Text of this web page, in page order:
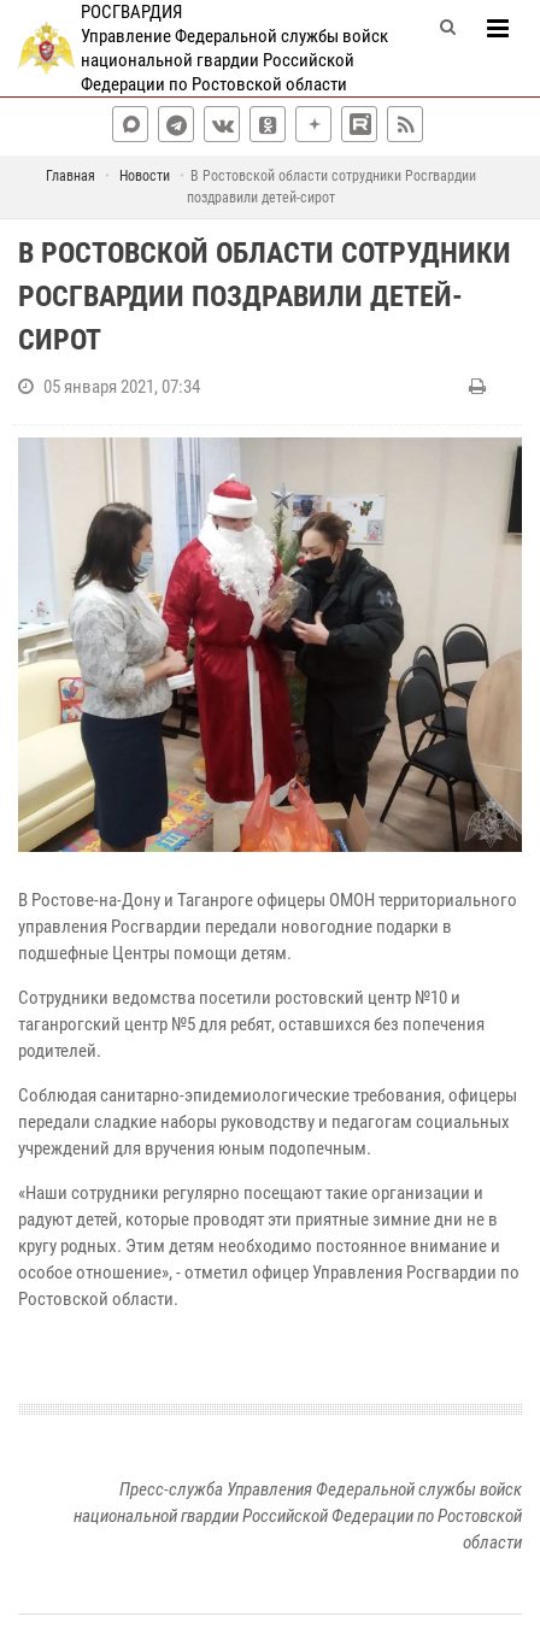
РОСГВАРДИЯ
Управление Федеральной службы войск
национальной гвардии Российской
Федерации по Ростовской области
Главная Новости
В Ростовской области сотрудники Росгвардии
поздравили детей-сирот
В РОСТОВСКОЙ ОБЛАСТИ СОТРУДНИКИ
РОСГВАРДИИ ПОЗДРАВИЛИ ДЕТЕЙ-
СИРОТ
05 января 2021, 07:34
В Ростове-на-Дону и Таганроге офицеры ОМОН территориального
управления Росгвардии передали новогодние подарки в
подшефные Центры помощи детям.
Сотрудники ведомства посетили ростовский центр №10 и
таганрогский центр №5 для ребят, оставшихся без попечения
родителей.
Соблюдая санитарно-эпидемиологические требования, офицеры
передали сладкие наборы руководству и педагогам социальных
учреждений для вручения юным подопечным.
«Наши сотрудники регулярно посещают такие организации и
радуют детей, которые проводят эти приятные зимние дни не в
кругу родных. Этим детям необходимо постоянное внимание и
особое отношение», - отметил офицер Управления Росгвардии по
Ростовской области.
Пресс-служба Управления Федеральной службы войск
национальной гвардии Российской Федерации по Ростовской
области